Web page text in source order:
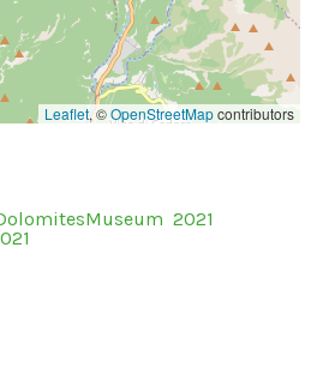
Leaflet, ©OpenStreetMapcontributors
2021